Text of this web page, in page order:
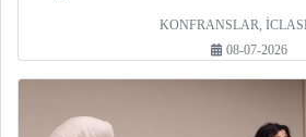
KONFRANSLAR,
08-07-2026